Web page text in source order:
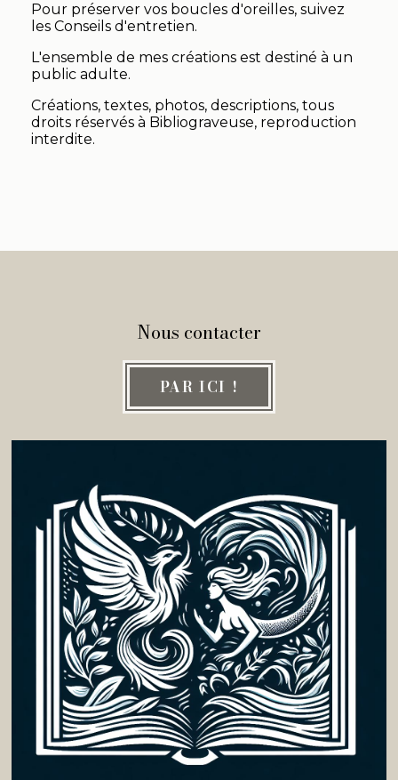
Pour préserver vos boucles d'oreilles, suivez
les Conseils d'entretien.
L'ensemble de mes créations est destiné à un
public adulte.
Créations, textes, photos, descriptions, tous
droits réservés à Bibliograveuse, reproduction
interdite.
Nous contacter
PAR ICI !